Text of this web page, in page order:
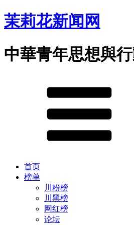
茉莉花新闻网
中華青年思想與
首页
榜单
川粉榜
川黑榜
网红榜
论坛